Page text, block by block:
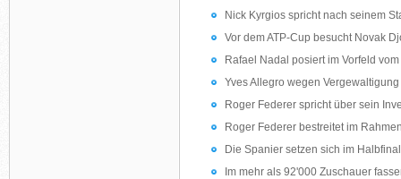
Nick Kyrgios spricht nach seinem
Vor dem ATP-Cup besucht Novak
Rafael Nadal posiert im Vorfeld
Yves Allegro wegen
Roger Federer spricht über sein
Roger Federer bestreitet im
Die Spanier setzen sich im
Im mehr als 92'000 Zuschauer